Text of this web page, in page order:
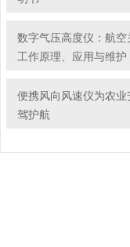
数字气压高度仪：航空
工作原理、应用与维护
便携风向风速仪为农业
驾护航